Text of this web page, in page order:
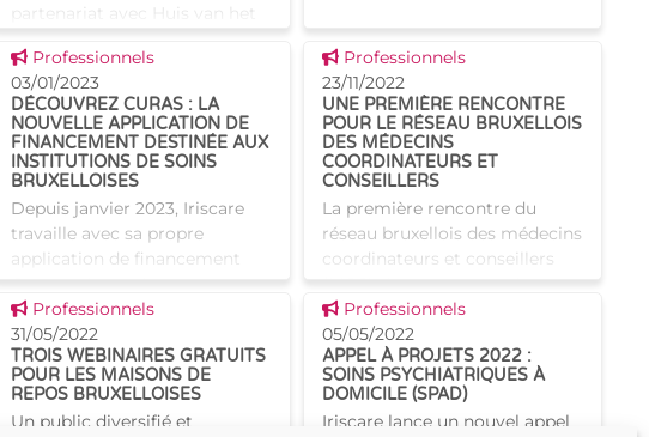
néerlandais) à Bruxelles afin
d’organiser une formation en
néerlandais pour les
Voir cette news
Professionnels
03/01/2023
DÉCOUVREZ CURAS : LA
NOUVELLE APPLICATION DE
FINANCEMENT DESTINÉE AUX
INSTITUTIONS DE SOINS
BRUXELLOISES
Depuis janvier 2023, Iriscare
travaille avec sa propre
application de financement
Curas, qui remplace
l'application fédérale RaaS.
Cette nouvelle application est
destinée au financement des
mesure
Voir cette news
Professionnels
23/11/2022
UNE PREMIÈRE RENCONTRE
POUR LE RÉSEAU BRUXELLOIS
DES MÉDECINS
COORDINATEURS ET
CONSEILLERS
La première rencontre du
réseau bruxellois des médecins
coordinateurs et conseillers
(MCC) s'est tenue au sein
d'Iriscare ce 22 novembre. Au
programme : financement et
échanges au sujet de la com
Voir cette news
Professionnels
31/05/2022
TROIS WEBINAIRES GRATUITS
POUR LES MAISONS DE
REPOS BRUXELLOISES
Un public diversifié et
Voir cette news
Professionnels
05/05/2022
APPEL À PROJETS 2022 :
SOINS PSYCHIATRIQUES À
DOMICILE (SPAD)
Iriscare lance un nouvel appel